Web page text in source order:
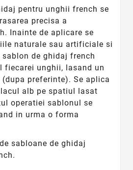
pentru unghii french se
precisa a
Inainte de aplicare se
naturale sau artificiale si
de ghidaj french
fiecarei unghii, lasand un
preferinte). Se aplica
alb pe spatiul lasat
operatiei sablonul se
in urma o forma
sabloane de ghidaj